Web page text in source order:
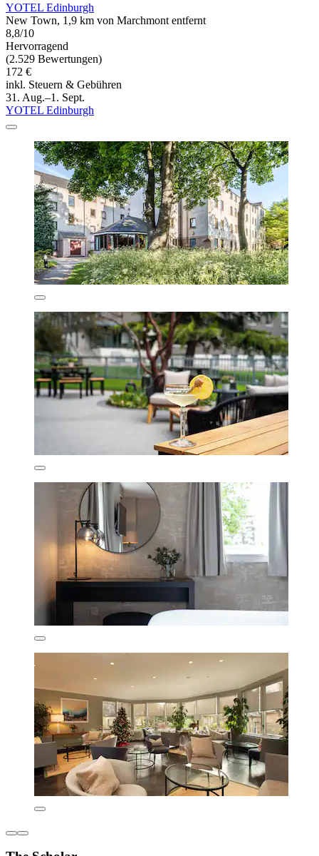
YOTEL Edinburgh
New Town, 1,9 km von Marchmont entfernt
8,8/10
Hervorragend
(2.529 Bewertungen)
172 €
inkl. Steuern & Gebühren
31. Aug.–1. Sept.
YOTEL Edinburgh